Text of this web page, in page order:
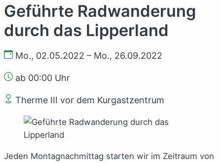
Geführte Radwanderung
durch das Lipperland
Mo., 02.05.2022 – Mo., 26.09.2022
ab 00:00 Uhr
Therme III vor dem Kurgastzentrum
Jeden Montagnachmittag starten wir im Zeitraum von